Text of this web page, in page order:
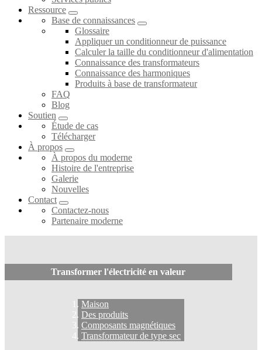
Ressource
Base de connaissances
Glossaire
Appliquer un conditionneur de puissance
Calculer la taille du conditionneur d'alimentation
Connaissance des transformateurs
Connaissance des harmoniques
Produits à base de transformateur
FAQ
Blog
Soutien
Étude de cas
Télécharger
À propos
À propos du moderne
Histoire de l'entreprise
Galerie
Nouvelles
Contact
Contactez-nous
Partenaire moderne
Transformer l'électricité en valeur
Maison
Des produits
Composants magnétiques
Transformateur de type sec